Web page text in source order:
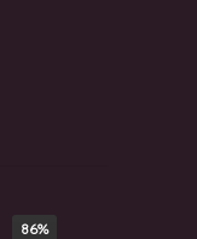
86%